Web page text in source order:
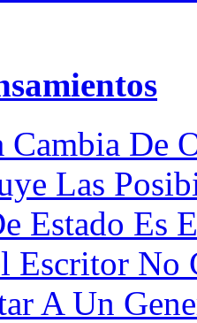
Cambia De
Las
Estado Es
Escritor No
A Un